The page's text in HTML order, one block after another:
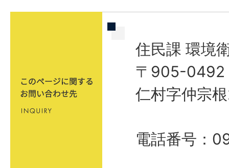
住民課 環境
〒905-0492
仁村字仲宗
電話番号：